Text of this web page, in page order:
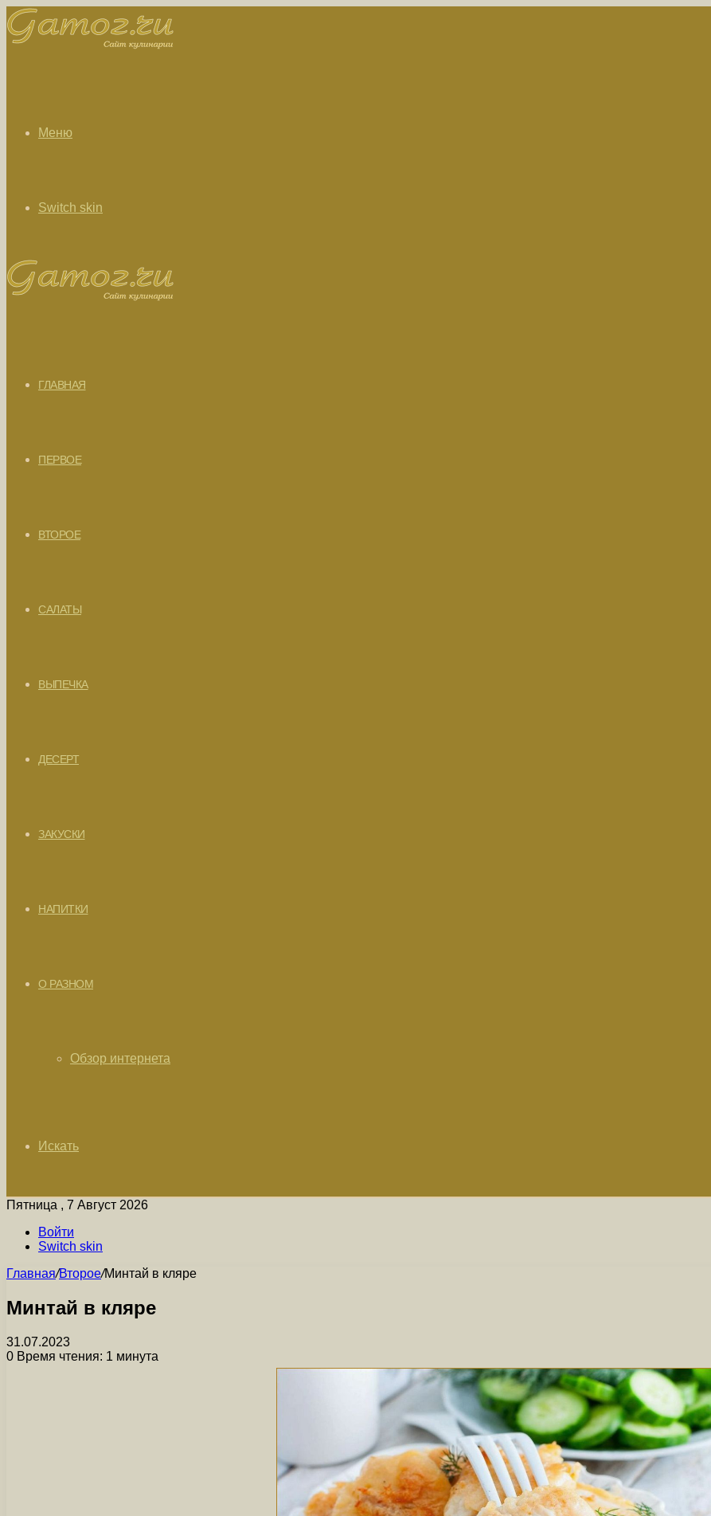
Меню
Switch skin
ГЛАВНАЯ
ПЕРВОЕ
ВТОРОЕ
САЛАТЫ
ВЫПЕЧКА
ДЕСЕРТ
ЗАКУСКИ
НАПИТКИ
О РАЗНОМ
Обзор интернета
Искать
Пятница , 7 Август 2026
Войти
Switch skin
Главная/Второе/Минтай в кляре
Минтай в кляре
31.07.2023
0 Время чтения: 1 минута